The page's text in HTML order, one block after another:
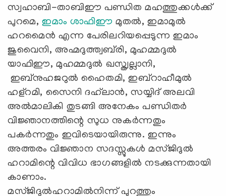
സ്വഹാബി-താബിഈ പണ്ഡിത മഹത്തുക്കള്‍ക്ക്
പുറമെ, ഇമാം ശാഫിഈ മുതല്‍, ഇമാമുല്‍
ഹറമൈന്‍ എന്ന പേരിലറിയപ്പെടുന്ന ഇമാം
ജുവൈനി, അഹ്മദുത്ത്വബ്‍രി, മുഹമ്മദുല്‍
യാഫിഈ, മുഹമ്മദുല്‍ ഖസ്ത്വല്ലാനി,
ഇബ്നുഹജറുല്‍ ഹൈതമി, ഇബ്റാഹീമുല്‍
ഹള്റമി, സൈനി ദഹ്‍ലാന്‍, സയ്യിദ് അലവി
അല്‍മാലികി തുടങ്ങി അനേകം പണ്ഡിതര്‍
വിജ്ഞാനത്തിന്റെ സുധ നുകര്‍ന്നതും
പകര്‍ന്നതും ഇവിടെയായിരുന്നു. ഇന്നും
അത്തരം വിജ്ഞാന സദസ്സുകള്‍ മസ്ജിദുല്‍
ഹറാമിന്റെ വിവിധ ഭാഗങ്ങളില്‍ നടക്കുന്നതായി
കാണാം.
മസ്ജിദുല്‍ഹറാമില്‍നിന്ന് പുറത്തും